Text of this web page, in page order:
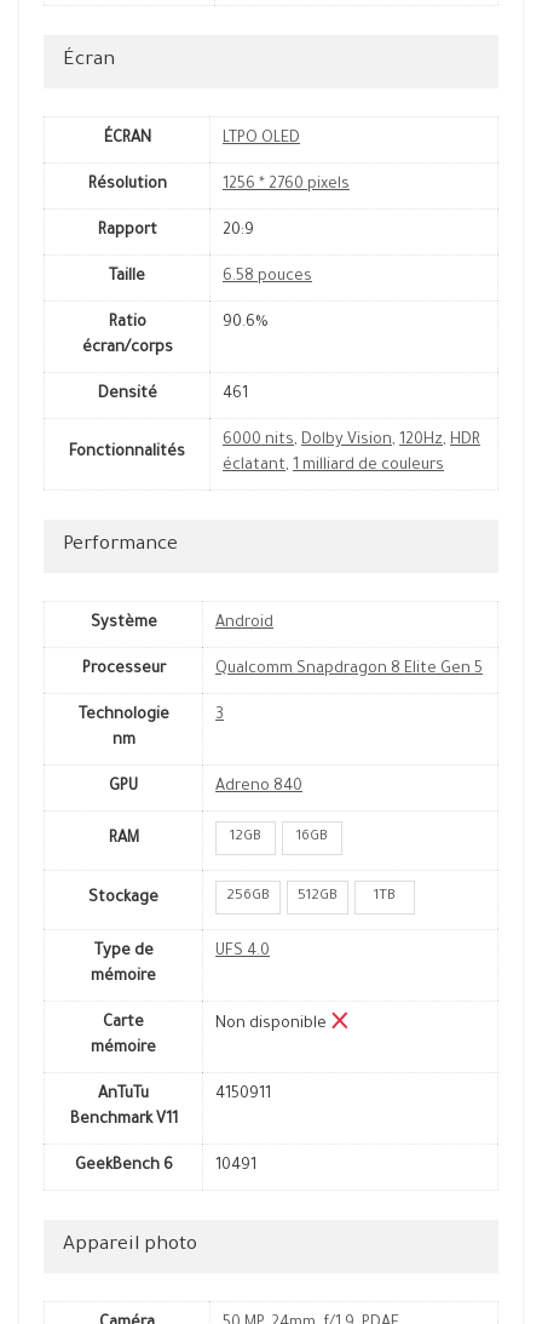
Écran
ÉCRAN LTPO OLED
Résolution 1256 * 2760 pixels
Rapport 20:9
Taille 6.58 pouces
Ratio
écran/corps
90.6%
Densité 461
Fonctionnalités
6000 nits, Dolby Vision, 120Hz, HDR
éclatant, 1 milliard de couleurs
Performance
Système Android
Processeur Qualcomm Snapdragon 8 Elite Gen 5
Technologie
nm
3
GPU Adreno 840
RAM 12GB 16GB
Stockage 256GB 512GB 1TB
Type de
mémoire
UFS 4.0
Carte
mémoire
Non disponible
AnTuTu
Benchmark V11
4150911
GeekBench 6 10491
Appareil photo